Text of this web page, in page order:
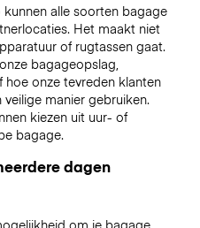
alle soorten bagage
Het maakt niet
of rugtassen gaat.
bagageopslag,
onze tevreden klanten
manier gebruiken.
kiezen uit uur- of
bagage.
dagen